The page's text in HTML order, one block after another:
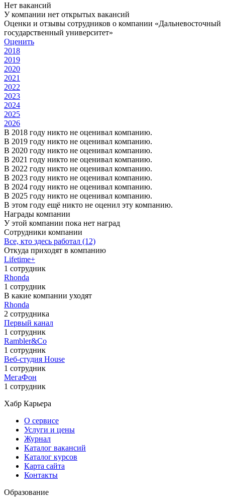
Нет вакансий
У компании нет открытых вакансий
Оценки и отзывы сотрудников о компании «Дальневосточный
государственный университет»
Оценить
2018
2019
2020
2021
2022
2023
2024
2025
2026
В 2018 году никто не оценивал компанию.
В 2019 году никто не оценивал компанию.
В 2020 году никто не оценивал компанию.
В 2021 году никто не оценивал компанию.
В 2022 году никто не оценивал компанию.
В 2023 году никто не оценивал компанию.
В 2024 году никто не оценивал компанию.
В 2025 году никто не оценивал компанию.
В этом году ещё никто не оценил эту компанию.
Награды компании
У этой компании пока нет наград
Сотрудники компании
Все, кто здесь работал (12)
Откуда приходят в компанию
Lifetime+
1 сотрудник
Rhonda
1 сотрудник
В какие компании уходят
Rhonda
2 сотрудника
Первый канал
1 сотрудник
Rambler&Co
1 сотрудник
Веб-студия House
1 сотрудник
МегаФон
1 сотрудник
Хабр Карьера
О сервисе
Услуги и цены
Журнал
Каталог вакансий
Каталог курсов
Карта сайта
Контакты
Образование